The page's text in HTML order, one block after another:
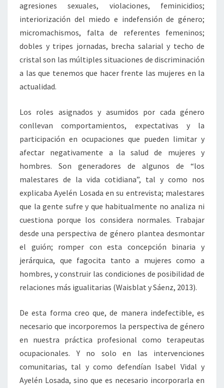
agresiones sexuales, violaciones, feminicidios;
interiorización del miedo e indefensión de género;
micromachismos, falta de referentes femeninos;
dobles y tripes jornadas, brecha salarial y techo de
cristal son las múltiples situaciones de discriminación
a las que tenemos que hacer frente las mujeres en la
actualidad.
Los roles asignados y asumidos por cada género
conllevan comportamientos, expectativas y la
participación en ocupaciones que pueden limitar y
afectar negativamente a la salud de mujeres y
hombres. Son generadores de algunos de “los
malestares de la vida cotidiana”, tal y como nos
explicaba Ayelén Losada en su entrevista; malestares
que la gente sufre y que habitualmente no analiza ni
cuestiona porque los considera normales. Trabajar
desde una perspectiva de género plantea desmontar
el guión; romper con esta concepción binaria y
jerárquica, que fagocita tanto a mujeres como a
hombres, y construir las condiciones de posibilidad de
relaciones más igualitarias (Waisblat y Sáenz, 2013).
De esta forma creo que, de manera indefectible, es
necesario que incorporemos la perspectiva de género
en nuestra práctica profesional como terapeutas
ocupacionales. Y no solo en las intervenciones
comunitarias, tal y como defendían Isabel Vidal y
Ayelén Losada, sino que es necesario incorporarla en